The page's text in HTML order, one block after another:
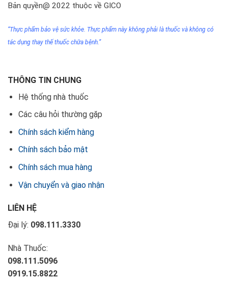
Bản quyền@ 2022 thuộc về GICO
“Thực phẩm bảo vệ sức khỏe. Thực phẩm này không phải là thuốc và không có
tác dụng thay thế thuốc chữa bệnh.”
THÔNG TIN CHUNG
Hệ thống nhà thuốc
Các câu hỏi thường gặp
Chính sách kiểm hàng
Chính sách bảo mật
Chính sách mua hàng
Vận chuyển và giao nhận
LIÊN HỆ
Đại lý: 098.111.3330
Nhà Thuốc:
098.111.5096
0919.15.8822